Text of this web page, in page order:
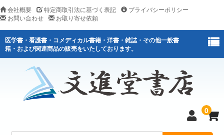
会社概要 特定商取引法に基づく表記
プライバシーポリシー
お問い合わせ
お取り寄せ依頼
医学書・看護書・コメディカル書籍・洋書・雑誌・その他一般書
籍・および関連商品の販売をいたしております。
0